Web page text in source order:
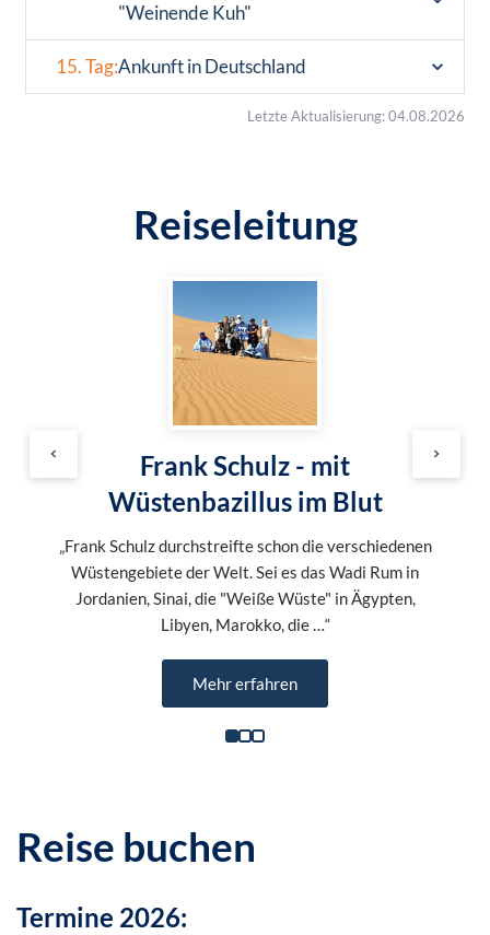
"Weinende Kuh"
15. Tag:Ankunft in Deutschland
Letzte Aktualisierung: 04.08.2026
Reiseleitung
Frank Schulz - mit
Wüstenbazillus im Blut
„Frank Schulz durchstreifte schon die verschiedenen
Wüstengebiete der Welt. Sei es das Wadi Rum in
Jordanien, Sinai, die "Weiße Wüste" in Ägypten,
Libyen, Marokko, die …“
Mehr erfahren
Reise buchen
Termine 2026: